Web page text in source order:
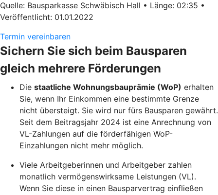
Quelle: Bausparkasse Schwäbisch Hall • Länge: 02:35 •
Veröffentlicht: 01.01.2022
Termin vereinbaren
Sichern Sie sich beim Bausparen
gleich mehrere Förderungen
Die staatliche Wohnungsbauprämie (WoP) erhalten
Sie, wenn Ihr Einkommen eine bestimmte Grenze
nicht übersteigt. Sie wird nur fürs Bausparen gewährt.
Seit dem Beitragsjahr 2024 ist eine Anrechnung von
VL-Zahlungen auf die förderfähigen WoP-
Einzahlungen nicht mehr möglich.
Viele Arbeitgeberinnen und Arbeitgeber zahlen
monatlich vermögenswirksame Leistungen (VL).
Wenn Sie diese in einen Bausparvertrag einfließen